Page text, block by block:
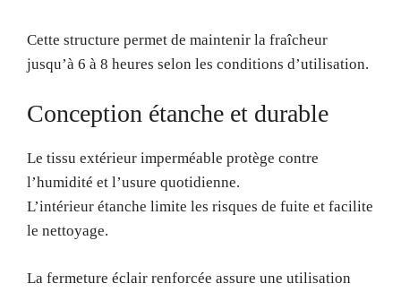
Cette structure permet de maintenir la fraîcheur
jusqu’à 6 à 8 heures selon les conditions d’utilisation.
Conception étanche et durable
Le tissu extérieur imperméable protège contre
l’humidité et l’usure quotidienne.
L’intérieur étanche limite les risques de fuite et facilite
le nettoyage.
La fermeture éclair renforcée assure une utilisation